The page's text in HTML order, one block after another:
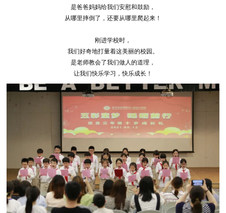
是爸爸妈妈给我们安慰和鼓励，
从哪里摔倒了，还要从哪里爬起来！
刚进学校时，
我们好奇地打量着这美丽的校园。
是老师教会了我们做人的道理，
让我们快乐学习，快乐成长！